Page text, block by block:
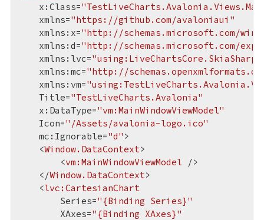
x:Class=
xmlns="https://github.com/avaloniaui"
xmlns:x="http://schemas.microsoft.com/
xmlns:d="http://schemas.microsoft.com/
xmlns:lvc=
xmlns:mc="http://
xmlns:vm=
Title="TestLiveCharts.Avalonia"
x:DataType="vm:MainWindowViewModel"
Icon="/Assets/avalonia-logo.ico"
mc:Ignorable="d" >
<Window.DataContext>
<vm:MainWindowViewModel />
</Window.DataContext>
<lvc:CartesianChart
Series="{Binding Series}"
XAxes="{Binding XAxes}"